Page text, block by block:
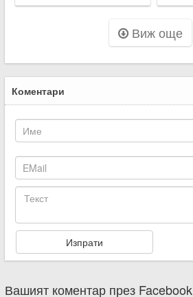
Виж още
Коментари
Вашият коментар през Facebook